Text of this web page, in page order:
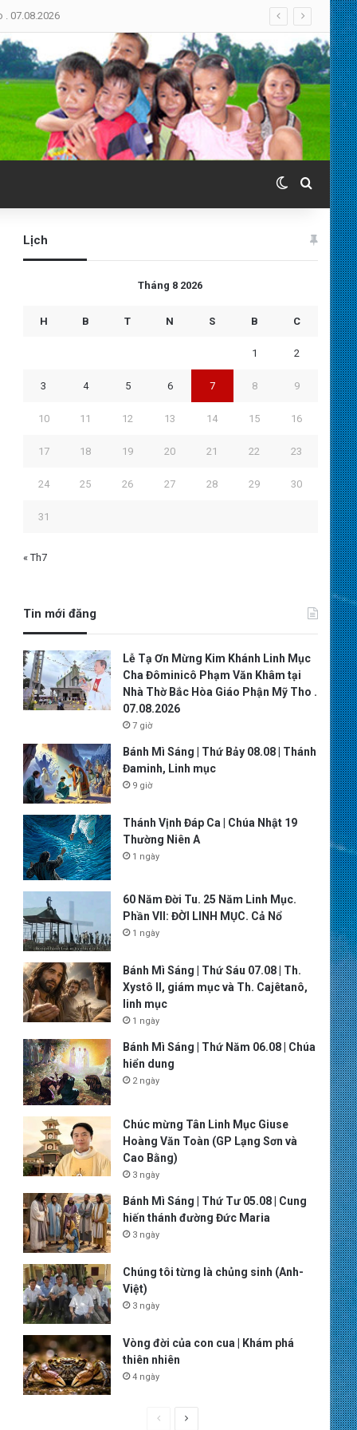
Switch skin
Search
Lịch
Tháng 8 2026
H B T N S B C
1 2
3 4 5 6 7 8 9
10 11 12 13 14 15 16
17 18 19 20 21 22 23
24 25 26 27 28 29 30
31
« Th7
Tin mới đăng
Lễ Tạ Ơn Mừng Kim Khánh Linh Mục
Cha Đôminicô Phạm Văn Khâm tại
Nhà Thờ Bắc Hòa Giáo Phận Mỹ Tho .
07.08.2026
7 giờ
Bánh Mì Sáng | Thứ Bảy 08.08 | Thánh
Đaminh, Linh mục
9 giờ
Thánh Vịnh Đáp Ca | Chúa Nhật 19
Thường Niên A
1 ngày
60 Năm Đời Tu. 25 Năm Linh Mục.
Phần VII: ĐỜI LINH MỤC. Cả Nổ
1 ngày
Bánh Mì Sáng | Thứ Sáu 07.08 | Th.
Xystô II, giám mục và Th. Cajêtanô,
linh mục
1 ngày
Bánh Mì Sáng | Thứ Năm 06.08 | Chúa
hiển dung
2 ngày
Chúc mừng Tân Linh Mục Giuse
Hoàng Văn Toàn (GP Lạng Sơn và
Cao Bằng)
3 ngày
Bánh Mì Sáng | Thứ Tư 05.08 | Cung
hiến thánh đường Đức Maria
3 ngày
Chúng tôi từng là chủng sinh (Anh-
Việt)
3 ngày
Vòng đời của con cua | Khám phá
thiên nhiên
4 ngày